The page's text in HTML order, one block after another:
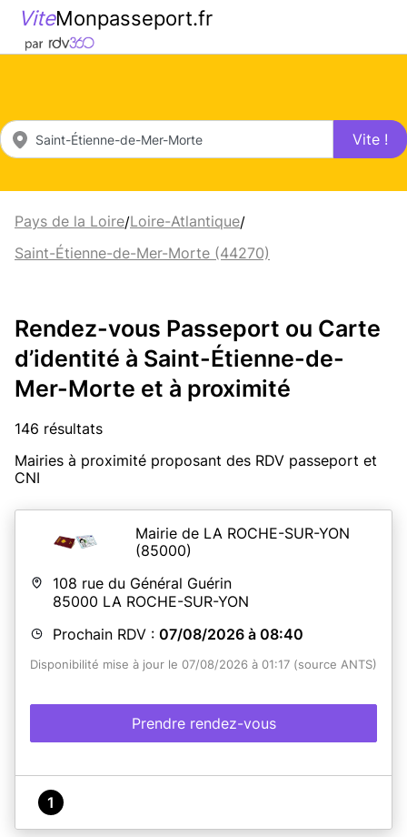
ViteMonpasseport.fr
Vite !
Pays de la Loire/Loire-Atlantique/
Saint-Étienne-de-Mer-Morte (44270)
Rendez-vous Passeport ou Carte
d’identité à Saint-Étienne-de-
Mer-Morte et à proximité
146 résultats
Mairies à proximité proposant des RDV passeport et
CNI
Mairie de LA ROCHE-SUR-YON
(85000)
108 rue du Général Guérin
85000 LA ROCHE-SUR-YON
Prochain RDV : 07/08/2026 à 08:40
Disponibilité mise à jour le 07/08/2026 à 01:17 (source ANTS)
Prendre rendez-vous
1